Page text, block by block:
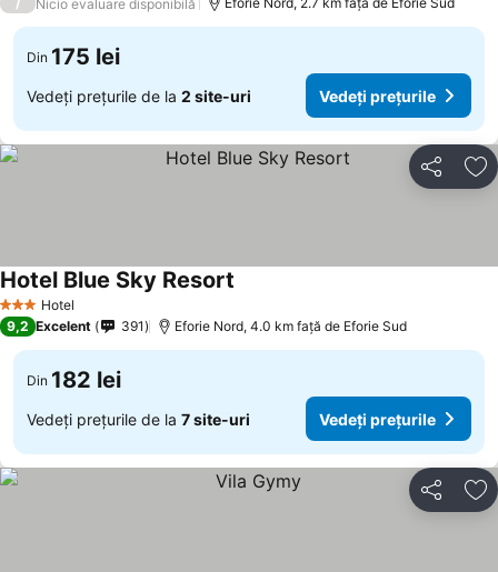
Nicio evaluare disponibilă
Din 175 lei
Vedeți prețurile de la 2 site-uri Vedeți prețurile
Distribuiți
3 SteleHotel
Hotel Blue Sky Resort
9,2 Excelent 391 Eforie Nord, 4.0 km faţă de Eforie Sud
Din 182 lei
Vedeți prețurile de la 7 site-uri Vedeți prețurile
Distribuiți